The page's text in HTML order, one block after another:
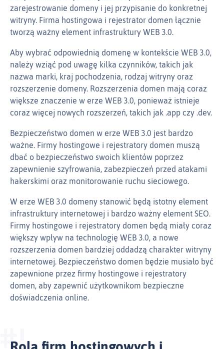
zarejestrowanie domeny i jej przypisanie do konkretnej
witryny. Firma hostingowa i rejestrator domen łącznie
tworzą ważny element infrastruktury WEB 3.0.
Aby wybrać odpowiednią domenę w kontekście WEB 3.0,
należy wziąć pod uwagę kilka czynników, takich jak
nazwa marki, kraj pochodzenia, rodzaj witryny oraz
rozszerzenie domeny. Rozszerzenia domen mają coraz
większe znaczenie w erze WEB 3.0, ponieważ istnieje
coraz więcej nowych rozszerzeń, takich jak .app czy .dev.
Bezpieczeństwo domen w erze WEB 3.0 jest bardzo
ważne. Firmy hostingowe i rejestratory domen muszą
dbać o bezpieczeństwo swoich klientów poprzez
zapewnienie szyfrowania, zabezpieczeń przed atakami
hakerskimi oraz monitorowanie ruchu sieciowego.
W erze WEB 3.0 domeny stanowić będą istotny element
infrastruktury internetowej i bardzo ważny element SEO.
Firmy hostingowe i rejestratory domen będą miały coraz
większy wpływ na technologię WEB 3.0, a nowe
rozszerzenia domen bardziej oddadzą charakter witryny
internetowej. Bezpieczeństwo domen będzie musiało być
zapewnione przez firmy hostingowe i rejestratory
domen, aby zapewnić użytkownikom bezpieczne
doświadczenia online.